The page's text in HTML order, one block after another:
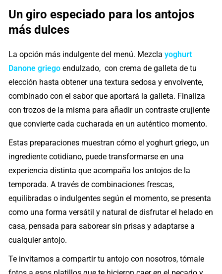
Un giro especiado para los antojos
más dulces
La opción más indulgente del menú. Mezclayoghurt
Danone griego endulzado, con crema de galleta de tu
elección hasta obtener una textura sedosa y envolvente,
combinado con el sabor que aportará la galleta. Finaliza
con trozos de la misma para añadir un contraste crujiente
que convierte cada cucharada en un auténtico momento.
Estas preparaciones muestran cómo el yoghurt griego, un
ingrediente cotidiano, puede transformarse en una
experiencia distinta que acompaña los antojos de la
temporada. A través de combinaciones frescas,
equilibradas o indulgentes según el momento, se presenta
como una forma versátil y natural de disfrutar el helado en
casa, pensada para saborear sin prisas y adaptarse a
cualquier antojo.
Te invitamos a compartir tu antojo con nosotros, tómale